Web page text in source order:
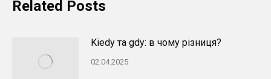
Related Posts
Kiedy та gdy: в чому різниця?
02.04.2025